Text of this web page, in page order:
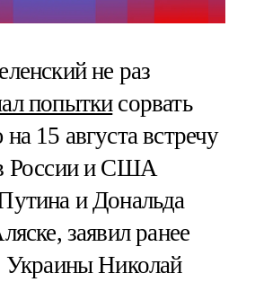
не раз
попыткисорвать
15 августа встречу
России и США
и Дональда
заявил ранее
Украины Николай